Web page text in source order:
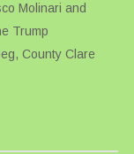
Molinari and
Trump
County Clare